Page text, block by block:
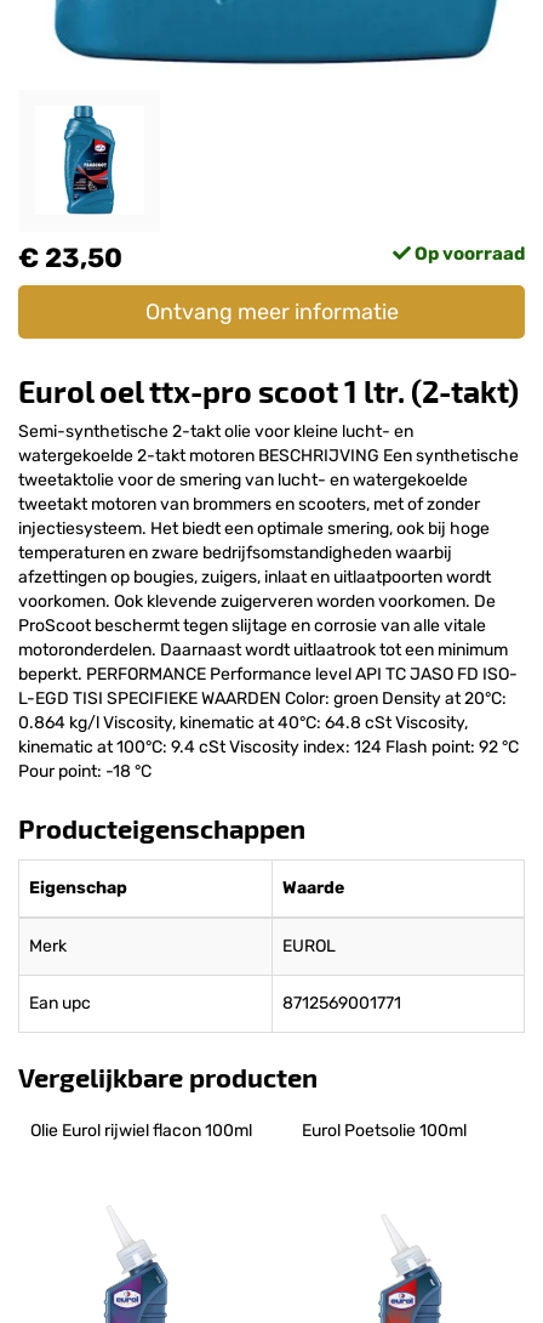
€ 23,50 Op voorraad
Ontvang meer informatie
Eurol oel ttx-pro scoot 1 ltr. (2-takt)
Semi-synthetische 2-takt olie voor kleine lucht- en
watergekoelde 2-takt motoren BESCHRIJVING Een synthetische
tweetaktolie voor de smering van lucht- en watergekoelde
tweetakt motoren van brommers en scooters, met of zonder
injectiesysteem. Het biedt een optimale smering, ook bij hoge
temperaturen en zware bedrijfsomstandigheden waarbij
afzettingen op bougies, zuigers, inlaat en uitlaatpoorten wordt
voorkomen. Ook klevende zuigerveren worden voorkomen. De
ProScoot beschermt tegen slijtage en corrosie van alle vitale
motoronderdelen. Daarnaast wordt uitlaatrook tot een minimum
beperkt. PERFORMANCE Performance level API TC JASO FD ISO-
L-EGD TISI SPECIFIEKE WAARDEN Color: groen Density at 20°C:
0.864 kg/l Viscosity, kinematic at 40°C: 64.8 cSt Viscosity,
kinematic at 100°C: 9.4 cSt Viscosity index: 124 Flash point: 92 °C
Pour point: -18 °C
Producteigenschappen
Eigenschap Waarde
Merk EUROL
Ean upc 8712569001771
Vergelijkbare producten
Olie Eurol rijwiel flacon 100ml Eurol Poetsolie 100ml